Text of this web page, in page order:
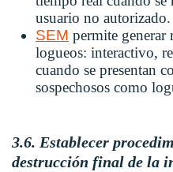
usuario no autorizado.
SEM permite generar
logueos: interactivo,
cuando se presentan
sospechosos como
3.6. Establecer
destrucción final de la